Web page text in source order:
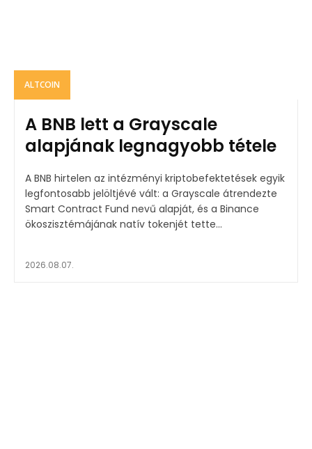
ALTCOIN
A BNB lett a Grayscale
alapjának legnagyobb tétele
A BNB hirtelen az intézményi kriptobefektetések egyik
legfontosabb jelöltjévé vált: a Grayscale átrendezte
Smart Contract Fund nevű alapját, és a Binance
ökoszisztémájának natív tokenjét tette...
2026.08.07.